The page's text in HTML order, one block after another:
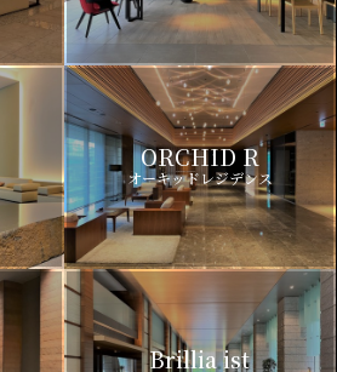
ORCHID R
オーキッドレジデンス
Brillia ist